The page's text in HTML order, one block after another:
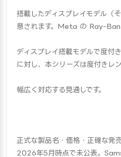
搭載したディスプレイモデル（
意されます。Meta の Ray-
ディスプレイ搭載モデルで度付
に対し、本シリーズは度付きレ
幅広く対応する見通しです。
正式な製品名・価格・正確な発
2026年5月時点で未公表。